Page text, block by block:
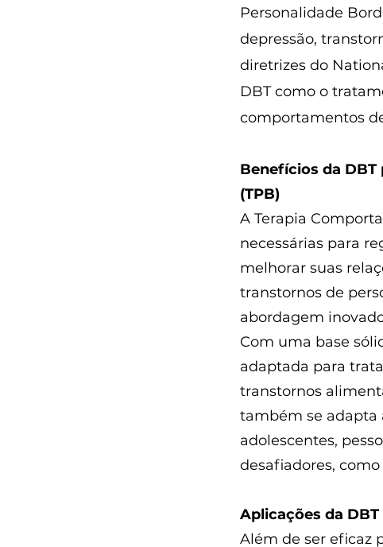
Personalidade
depressão,
diretrizes do
DBT como o
comportamentos
Benefícios da
(TPB)
A Terapia
necessárias para
melhorar suas
transtornos de
abordagem
Com uma base
adaptada para
transtornos
também se adapta
adolescentes,
desafiadores,
Aplicações da
Além de ser eficaz